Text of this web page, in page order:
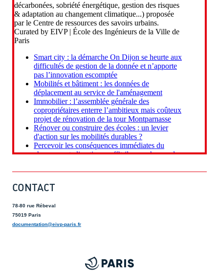
CONTACT
78-80 rue Rébeval
75019 Paris
documentation@eivp-paris.fr